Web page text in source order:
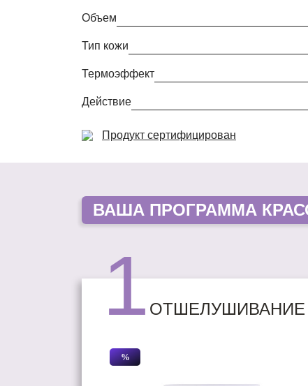
Объем
Тип кожи
Термоэффект
Действие
Продукт сертифицирован
ВАША ПРОГРАММА
1ОТШЕЛУШИВАНИЕ
%